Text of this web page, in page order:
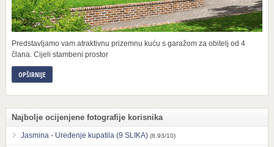
Predstavljamo vam atraktivnu prizemnu kuću s garažom za obitelj od 4
člana. Cijeli stambeni prostor
OPŠIRNIJE
Najbolje ocijenjene fotografije korisnika
Jasmina - Uređenje kupatila (9 SLIKA) (8.93/10)